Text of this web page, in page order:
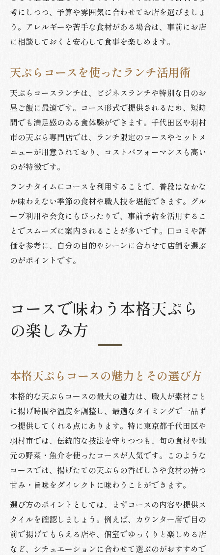
考にしつつ、予算や雰囲気に合わせてお店を選びましょ
う。アレルギーや苦手な食材がある場合は、事前にお店
に相談しておくと安心して食事を楽しめます。
天ぷらコースを使ったランチ活用術
天ぷらコースランチは、ビジネスランチや特別な日のお
昼ご飯に最適です。コース形式で提供されるため、短時
間でも満足感のある食体験ができます。千代田区や羽村
市の天ぷら専門店では、ランチ限定のコースやセットメ
ニューが用意されており、コストパフォーマンスも高い
のが特徴です。
ランチタイムにコースを利用することで、普段はなかな
か味わえない季節の食材や職人技を堪能できます。グル
ープ利用や会食にもぴったりで、事前予約を活用するこ
とでスムーズに案内されることが多いです。口コミや評
価を参考に、自分の目的やシーンに合わせて店舗を選ぶ
のがポイントです。
コースで味わう本格天ぷら
の楽しみ方
本格天ぷらコースの魅力とその選び方
本格的な天ぷらコースの最大の魅力は、職人が素材ごと
に揚げ時間や温度を調整し、最適なタイミングで一品ず
つ提供してくれる点にあります。特に東京都千代田区や
羽村市では、伝統的な技法を守りつつも、旬の食材や地
元の野菜・魚介を使ったコースが人気です。このような
コースでは、揚げたての天ぷらの香ばしさや食材の持つ
甘み・旨味をダイレクトに味わうことができます。
選び方のポイントとしては、まずコースの内容や提供ス
タイルを確認しましょう。例えば、カウンター席で目の
前で揚げてもらえる店や、個室でゆっくりと楽しめる店
など、シチュエーションに合わせて選ぶのがおすすめで